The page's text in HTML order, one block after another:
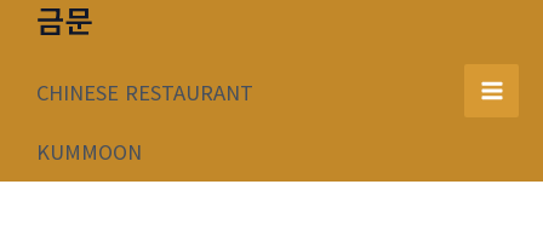
너
금문
CHINESE RESTAURANT
KUMMOON
Main